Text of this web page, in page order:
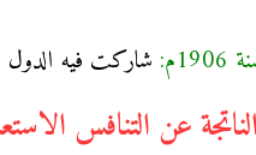
شاركت فيه الدول